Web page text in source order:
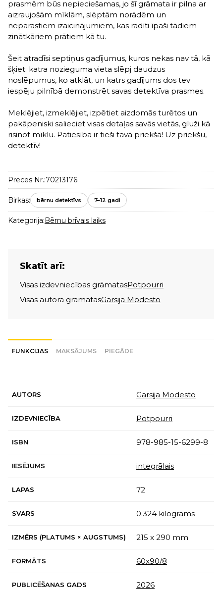
prasmēm būs nepieciešamas, jo šī grāmata ir pilna ar
aizraujošām mīklām, slēptām norādēm un
neparastiem izaicinājumiem, kas radīti īpaši tādiem
zinātkāriem prātiem kā tu.
Šeit atradīsi septiņus gadījumus, kuros nekas nav tā, kā
šķiet: katra nozieguma vieta slēpj daudzus
noslēpumus, ko atklāt, un katrs gadījums dos tev
iespēju pilnībā demonstrēt savas detektīva prasmes.
Meklējiet, izmeklējiet, izpētiet aizdomās turētos un
pakāpeniski salieciet visas detaļas savās vietās, gluži kā
risinot mīklu. Patiesība ir tieši tavā priekšā! Uz priekšu,
detektīv!
Preces Nr.:70213176
Birkas: bērnu detektīvs 7–12 gadi
Kategorija:Bērnu brīvais laiks
Skatīt arī:
Visas izdevniecības grāmatasPotpourri
Visas autora grāmatasGarsija Modesto
FUNKCIJAS MAKSĀJUMS PIEGĀDE
AUTORS Garsija Modesto
IZDEVNIECĪBA Potpourri
ISBN 978-985-15-6299-8
IESĒJUMS integrālais
LAPAS 72
SVARS 0.324 kilograms
IZMĒRS (PLATUMS × AUGSTUMS) 215 x 290 mm
FORMĀTS 60х90/8
PUBLICĒŠANAS GADS 2026